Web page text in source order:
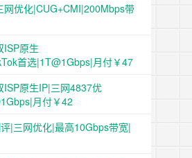
网优化|CUG+CMI|200Mbps带
ISP原生
首选|1T@1Gbps|月付￥47
原生IP|三网4837优
月付￥42
|三网优化|最高10Gbps带宽|